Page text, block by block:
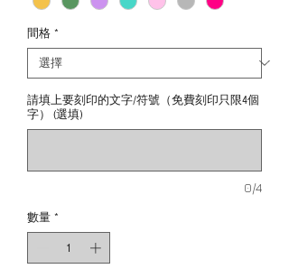
間格 *
請填上要刻印的文字/符號（免費刻印只限4個
字） (選填)
0/4
數量 *